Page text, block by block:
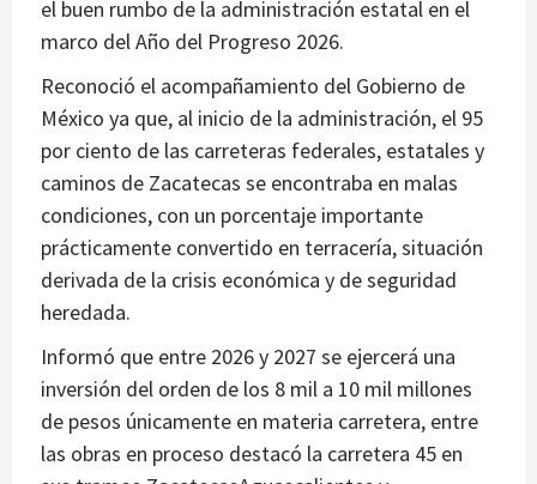
el buen rumbo de la administración estatal en el
marco del Año del Progreso 2026.
Reconoció el acompañamiento del Gobierno de
México ya que, al inicio de la administración, el 95
por ciento de las carreteras federales, estatales y
caminos de Zacatecas se encontraba en malas
condiciones, con un porcentaje importante
prácticamente convertido en terracería, situación
derivada de la crisis económica y de seguridad
heredada.
Informó que entre 2026 y 2027 se ejercerá una
inversión del orden de los 8 mil a 10 mil millones
de pesos únicamente en materia carretera, entre
las obras en proceso destacó la carretera 45 en